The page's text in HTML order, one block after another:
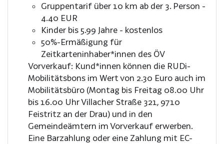
Gruppentarif über 10 km ab der 3. Person -
4.40 EUR
Kinder bis 5.99 Jahre - kostenlos
50%-Ermäßigung für
Zeitkarteninhaber*innen des ÖV
Vorverkauf: Kund*innen können die RUDi-
Mobilitätsbons im Wert von 2.30 Euro auch im
Mobilitätsbüro (Montag bis Freitag 08.00 Uhr
bis 16.00 Uhr Villacher Straße 321, 9710
Feistritz an der Drau) und in den
Gemeindeämtern im Vorverkauf erwerben.
Eine Barzahlung oder eine Zahlung mit EC-